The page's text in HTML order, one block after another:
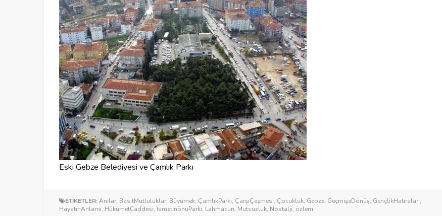
Eski Gebze Belediyesi ve Çamlık Parkı
ETİKETLER:Anılar, BasitMutluluklar, Büyümek, ÇamlıkParkı, ÇarşıÇeşmesi, Çocukluk, Gebze, GeçmişeDönüş, GençlikHatıraları,
HayatınAnlamı, HükümetCaddesi, İsmetİnönüParkı, Lahmacun, Mutsuzluk, Nostalji, özlem